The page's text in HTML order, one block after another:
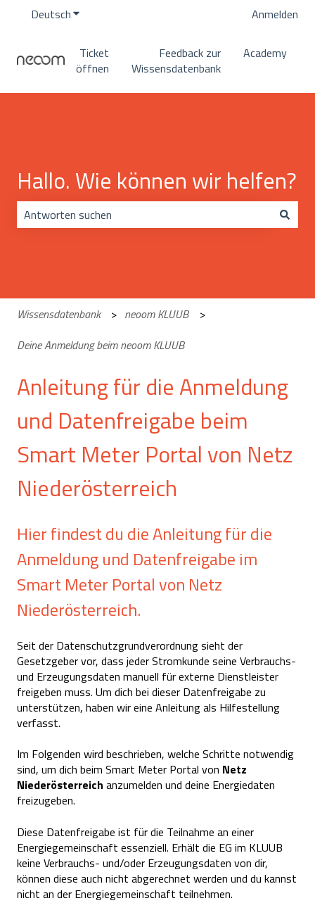
DeutschUntermenü für Übersetzungen anzeigenAnmelden
Ticket
öffnen
Feedback zur
Wissensdatenbank
Academy
Hallo. Wie können wir helfen?
Wissensdatenbank
neoom KLUUB
Deine Anmeldung beim neoom KLUUB
Anleitung für die Anmeldung
und Datenfreigabe beim
Smart Meter Portal von Netz
Niederösterreich
Hier findest du die Anleitung für die
Anmeldung und Datenfreigabe im
Smart Meter Portal von Netz
Niederösterreich.
Seit der Datenschutzgrundverordnung sieht der
Gesetzgeber vor, dass jeder Stromkunde seine Verbrauchs-
und Erzeugungsdaten manuell für externe Dienstleister
freigeben muss. Um dich bei dieser Datenfreigabe zu
unterstützen, haben wir eine Anleitung als Hilfestellung
verfasst.
Im Folgenden wird beschrieben, welche Schritte notwendig
sind, um dich beim Smart Meter Portal von Netz
Niederösterreich anzumelden und deine Energiedaten
freizugeben.
Diese Datenfreigabe ist für die Teilnahme an einer
Energiegemeinschaft essenziell. Erhält die EG im KLUUB
keine Verbrauchs- und/oder Erzeugungsdaten von dir,
können diese auch nicht abgerechnet werden und du kannst
nicht an der Energiegemeinschaft teilnehmen.